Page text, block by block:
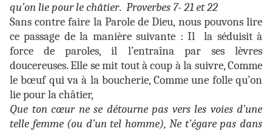
qu’on lie pour le châtier. Proverbes 7- 21 et 22
Sans contre faire la Parole de Dieu, nous pouvons lire
ce passage de la manière suivante : Il la séduisit à
force de paroles, il l’entraîna par ses lèvres
doucereuses. Elle se mit tout à coup à la suivre, Comme
le bœuf qui va à la boucherie, Comme une folle qu’on
lie pour la châtier,
Que ton cœur ne se détourne pas vers les voies d’une
telle femme (ou d’un tel homme), Ne t’égare pas dans